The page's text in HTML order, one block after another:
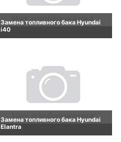
Замена топливного бака Hyundai
i40
Замена топливного бака Hyundai
Elantra